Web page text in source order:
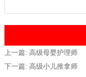
上一篇: 高级母婴护理师
下一篇: 高级小儿推拿师